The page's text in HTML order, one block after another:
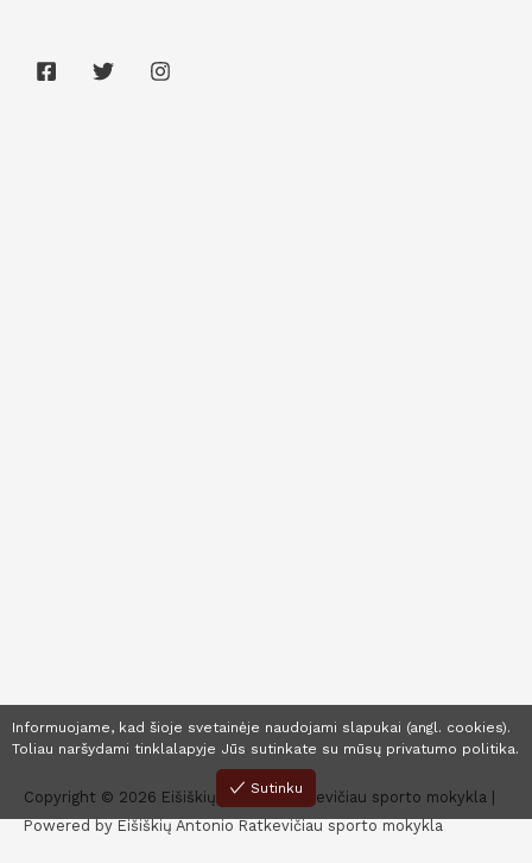
Copyright © 2026 Eišiškių Antonio Ratkevičiau sporto mokykla |
Powered by Eišiškių Antonio Ratkevičiau sporto mokykla
Informuojame, kad šioje svetainėje naudojami slapukai (angl. cookies).
Toliau naršydami tinklalapyje Jūs sutinkate su mūsų privatumo politika.
Sutinku